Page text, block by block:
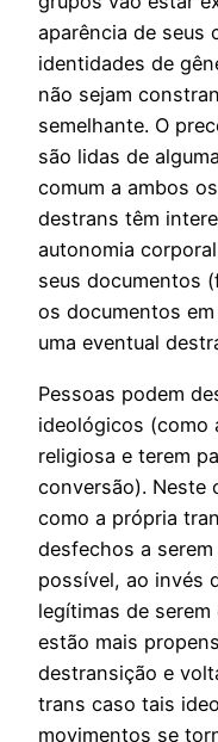
aparência de seus
identidades de
não sejam
semelhante. O
são lidas de
comum a ambos
destrans têm
autonomia
seus documentos
os documentos
uma eventual
Pessoas podem
ideológicos (como
religiosa e terem
conversão). Neste
como a própria
desfechos a
possível, ao invés
legítimas de
estão mais
destransição e
trans caso tais
movimentos se